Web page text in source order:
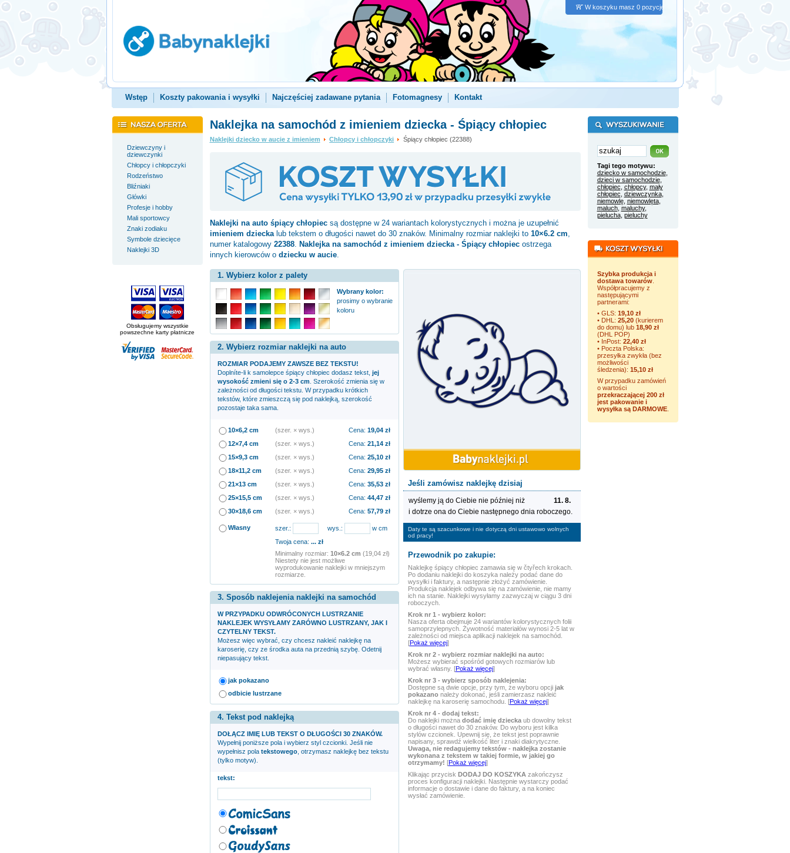
W koszyku masz 0 pozycje
Wstęp Koszty pakowania i wysyłki Najczęściej zadawane pytania Fotomagnesy Kontakt
Dziewczyny i
dziewczynki
Chłopcy i chłopczyki
Rodzeństwo
Bliźniaki
Główki
Profesje i hobby
Mali sportowcy
Znaki zodiaku
Symbole dziecięce
Naklejki 3D
Obsługujemy wszystkie
powszechne karty płatnicze
Naklejka na samochód z imieniem dziecka - Śpiący chłopiec
Naklejki dziecko w aucie z imieniem Chłopcy i chłopczyki Śpiący chłopiec (22388)
Naklejki na auto śpiący chłopiecsą dostępne w 24 wariantach kolorystycznych i można je uzupełnić
imieniem dzieckalub tekstem o długości nawet do 30 znaków. Minimalny rozmiar naklejki to 10×6.2 cm,
numer katalogowy 22388. Naklejka na samochód z imieniem dziecka - Śpiący chłopiecostrzega
innych kierowców o dziecku w aucie.
Jeśli zamówisz naklejkę dzisiaj
wyślemy ją do Ciebie nie później niż
11. 8.
i dotrze ona do Ciebie następnego dnia roboczego.
Daty te są szacunkowe i nie dotyczą dni ustawowo wolnych
od pracy!
Przewodnik po zakupie:
Naklejkę śpiący chłopiec zamawia się w čtyřech krokach.
Po dodaniu naklejki do koszyka należy podać dane do
wysyłki i faktury, a następnie złożyć zamówienie.
Produkcja naklejek odbywa się na zamówienie, nie mamy
ich na stanie. Naklejki wysyłamy zazwyczaj w ciągu 3 dni
roboczych.
Krok nr 1 - wybierz kolor:
Nasza oferta obejmuje 24 wariantów kolorystycznych folii
samoprzylepnych. Żywotność materiałów wynosi 2-5 lat w
zależności od miejsca aplikacji naklejek na samochód.
[Pokaż więcej]
Krok nr 2 - wybierz rozmiar naklejki na auto:
Możesz wybierać spośród gotowych rozmiarów lub
wybrać własny. [Pokaż więcej]
Krok nr 3 - wybierz sposób naklejenia:
Dostępne są dwie opcje, przy tym, że wyboru opcji jak
pokazanonależy dokonać, jeśli zamierzasz nakleić
naklejkę na karoserię samochodu. [Pokaż więcej]
Krok nr 4 - dodaj tekst:
Do naklejki można dodać imię dzieckaub dowolny tekst
o długości nawet do 30 znaków. Do wyboru jest kilka
stylów czcionek. Upewnij się, że tekst jest poprawnie
napisany, sprawdź wielkość liter i znaki diakrytyczne.
Uwaga, nie redagujemy tekstów - naklejka zostanie
wykonana z tekstem w takiej formie, w jakiej go
otrzymamy! [Pokaż więcej]
Klikając przycisk DODAJ DO KOSZYKA zakończysz
proces konfiguracji naklejki. Następnie wystarczy podać
informacje o dostawie i dane do faktury, a na koniec
wysłać zamówienie.
1. Wybierz kolor z palety
Wybrany kolor:
prosimy o wybranie
koloru
2. Wybierz rozmiar naklejki na auto
ROZMIAR PODAJEMY ZAWSZE BEZ TEKSTU!
Doplníte-li k samolepce śpiący chłopiec dodasz tekst, jej
wysokość zmieni się o 2-3 cm. Szerokość zmienia się w
zależności od długości tekstu. W przypadku krótkich
tekstów, które zmieszczą się pod naklejką, szerokość
pozostaje taka sama.
10×6,2 cm (szer. × wys.) Cena: 19,04zł
12×7,4 cm
(szer. × wys.) Cena: 21,14zł
15×9,3 cm
(szer. × wys.) Cena: 25,10zł
18×11,2 cm
(szer. × wys.) Cena: 29,95zł
21×13 cm
(szer. × wys.) Cena: 35,53zł
25×15,5 cm
(szer. × wys.) Cena: 44,47zł
30×18,6 cm
(szer. × wys.) Cena: 57,79zł
Własny szer.: wys.:
w cm
Twoja cena: ...zł
Minimalny rozmiar: 10×6.2 cm (19,04 zł)
Niestety nie jest możliwe
wyprodukowanie naklejki w mniejszym
rozmiarze.
3. Sposób naklejenia naklejki na samochód
W PRZYPADKU ODWRÓCONYCH LUSTRZANIE
NAKLEJEK WYSYŁAMY ZARÓWNO LUSTRZANY, JAK I
CZYTELNY TEKST.
Możesz więc wybrać, czy chcesz nakleić naklejkę na
karoserię, czy ze środka auta na przednią szybę. Odetnij
niepasujący tekst.
jak pokazano
odbicie lustrzane
4. Tekst pod naklejką
DOŁĄCZ IMIĘ LUB TEKST O DŁUGOŚCI 30 ZNAKÓW.
Wypełnij poniższe pola i wybierz styl czcionki. Jeśli nie
wypełnisz pola tekstowego, otrzymasz naklejkę bez tekstu
(tylko motyw).
tekst:
Tagi tego motywu:
dziecko w samochodzie,
dzieci w samochodzie,
chłopiec chłopcy, mały
chłopiec dziewczynka,
niemowlę, niemowlęta,
maluch, maluchy,
pielucha, pieluchy
Szybka produkcja i
dostawa towarów.
Współpracujemy z
następującymi
partnerami:
• GLS: 19,10 zł
• DHL: 25,20(kurierem
do domu) lub 18,90 zł
(DHL POP)
• InPost: 22,40 zł
• Poczta Polska:
przesyłka zwykła (bez
możliwości
śledzenia): 15,10 zł
W przypadku zamówień
o wartości
przekraczającej 200 zł
jest pakowanie i
wysyłka są DARMOWE.